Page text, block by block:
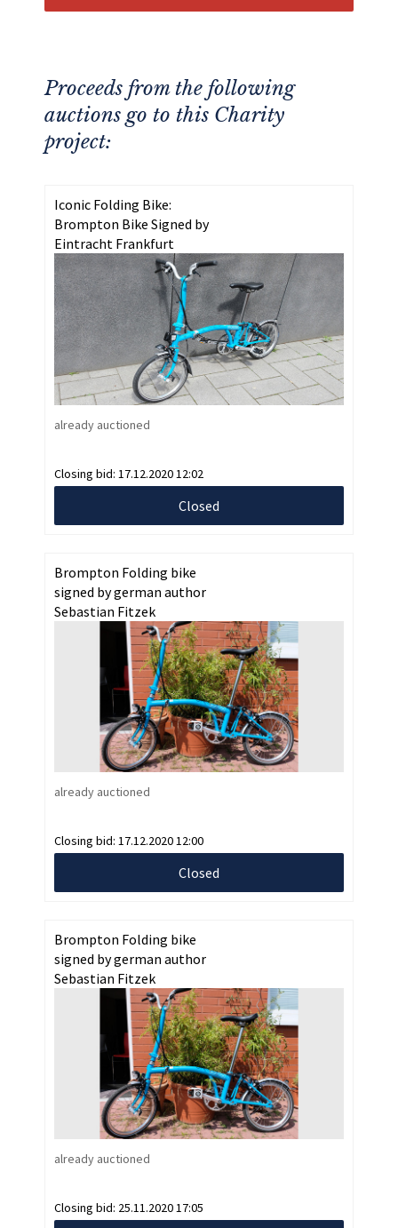
Proceeds from the following
auctions go to this Charity
project:
Iconic Folding Bike:
Brompton Bike Signed by
Eintracht Frankfurt
already auctioned
Closing bid: 17.12.2020 12:02
Closed
Brompton Folding bike
signed by german author
Sebastian Fitzek
already auctioned
Closing bid: 17.12.2020 12:00
Closed
Brompton Folding bike
signed by german author
Sebastian Fitzek
already auctioned
Closing bid: 25.11.2020 17:05